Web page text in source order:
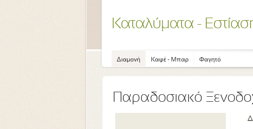
Καταλύματα -
Διαμονή Καφέ - Μπαρ Φαγητό
Παραδοσιακό